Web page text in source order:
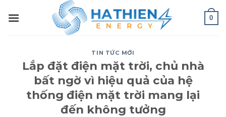
0
TIN TỨC MỚI
Lắp đặt điện mặt trời, chủ nhà
bất ngờ vì hiệu quả của hệ
thống điện mặt trời mang lại
đến không tưởng